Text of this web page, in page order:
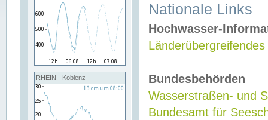
RHEIN - Koblenz
Nationale Links
Hochwasser-
Bundesbehörden
Wasserstraßen- und
Bundesamt für